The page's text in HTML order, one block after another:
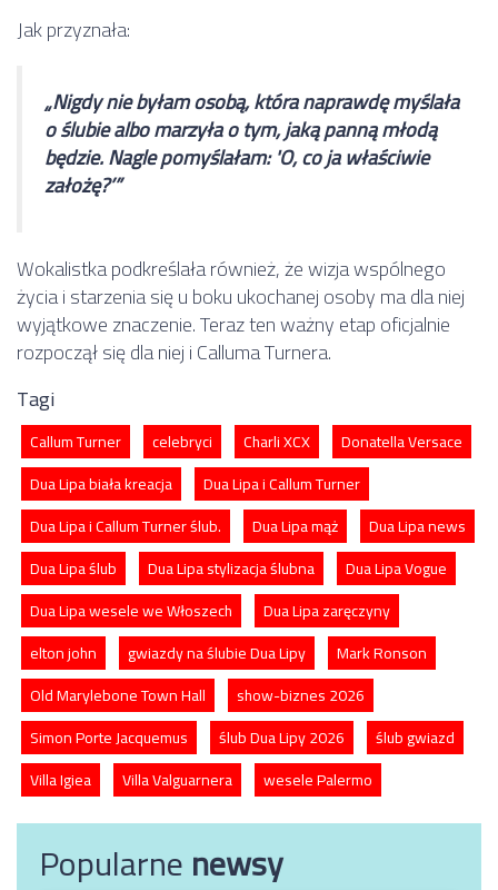
Jak przyznała:
„Nigdy nie byłam osobą, która naprawdę myślała
o ślubie albo marzyła o tym, jaką panną młodą
będzie. Nagle pomyślałam: 'O, co ja właściwie
założę?’”
Wokalistka podkreślała również, że wizja wspólnego
życia i starzenia się u boku ukochanej osoby ma dla niej
wyjątkowe znaczenie. Teraz ten ważny etap oficjalnie
rozpoczął się dla niej i Calluma Turnera.
Tagi
Callum Turner celebryci Charli XCX
Donatella Versace
Dua Lipa biała kreacja
Dua Lipa i Callum Turner
Dua Lipa i Callum Turner ślub.
Dua Lipa mąż
Dua Lipa news
Dua Lipa ślub
Dua Lipa stylizacja ślubna
Dua Lipa Vogue
Dua Lipa wesele we Włoszech
Dua Lipa zaręczyny
elton john
gwiazdy na ślubie Dua Lipy
Mark Ronson
Old Marylebone Town Hall
show-biznes 2026
Simon Porte Jacquemus
ślub Dua Lipy 2026
ślub gwiazd
Villa Igiea
Villa Valguarnera wesele Palermo
Popularnenewsy